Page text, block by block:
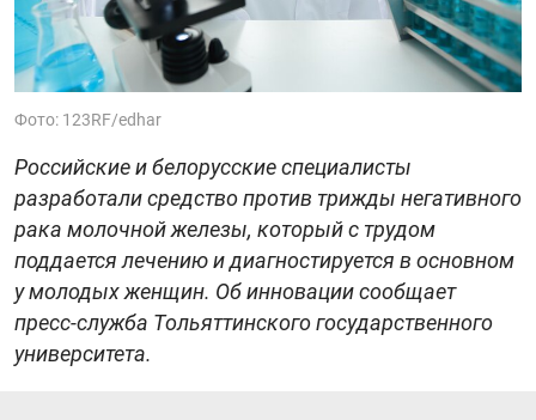
Фото: 123RF/edhar
Российские и белорусские специалисты
разработали средство против трижды негативного
рака молочной железы, который с трудом
поддается лечению и диагностируется в основном
у молодых женщин. Об инновации сообщает
пресс-служба Тольяттинского государственного
университета.